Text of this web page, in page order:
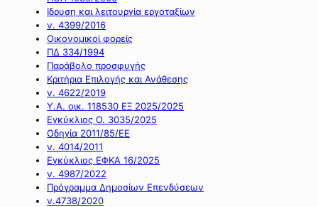
Ιδρυση και λειτουργία εργοταξίων
ν. 4399/2016
Οικονομικοί φορείς
ΠΔ 334/1994
Παράβολο προσφυγής
Κριτήρια Επιλογής και Ανάθεσης
ν. 4622/2019
Υ.Α. οικ. 118530 ΕΞ 2025/2025
Εγκύκλιος Ο. 3035/2025
Οδηγία 2011/85/ΕΕ
ν. 4014/2011
Εγκύκλιος ΕΦΚΑ 16/2025
ν. 4987/2022
Πρόγραμμα Δημοσίων Επενδύσεων
ν.4738/2020